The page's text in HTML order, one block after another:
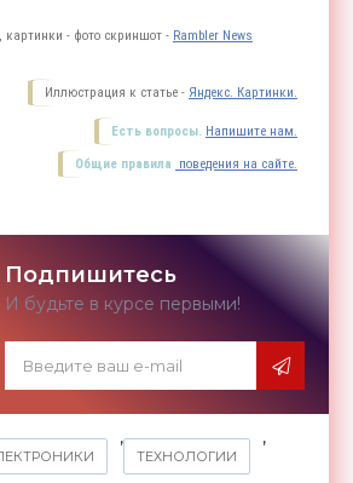
картинки - фото скриншот - Rambler News
Иллюстрация к статье - Яндекс. Картинки.
Есть вопросы. Напишите нам.
Общие правила поведения на сайте.
Подпишитесь
И будьте в курсе первыми!
,
ТЕХНОЛОГИИ
,